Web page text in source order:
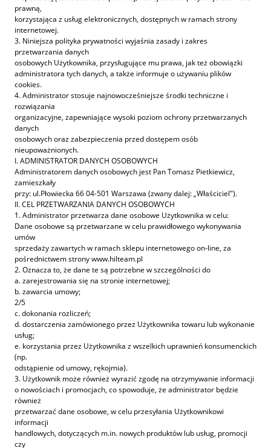
prawną,
korzystająca z usług elektronicznych, dostępnych w ramach strony
internetowej.
3. Niniejsza polityka prywatności wyjaśnia zasady i zakres
przetwarzania danych
osobowych Użytkownika, przysługujące mu prawa, jak też obowiązki
administratora tych danych, a także informuje o używaniu plików
cookies.
4. Administrator stosuje najnowocześniejsze środki techniczne i
rozwiązania
organizacyjne, zapewniające wysoki poziom ochrony przetwarzanych
danych
osobowych oraz zabezpieczenia przed dostępem osób
nieupoważnionych.
I. ADMINISTRATOR DANYCH OSOBOWYCH
Administratorem danych osobowych jest Pan Tomasz Pietkiewicz,
zamieszkały
przy: ul.Płowiecka 66 04-501 Warszawa (zwany dalej: „Właściciel").
II. CEL PRZETWARZANIA DANYCH OSOBOWYCH
1. Administrator przetwarza dane osobowe Użytkownika w celu:
Dane osobowe są przetwarzane w celu prawidłowego wykonywania
umów
sprzedaży zawartych w ramach sklepu internetowego on-line, za
pośrednictwem strony www.hilteam.pl
2. Oznacza to, że dane te są potrzebne w szczególności do
a. zarejestrowania się na stronie internetowej;
b. zawarcia umowy;
2/5
c. dokonania rozliczeń;
d. dostarczenia zamówionego przez Użytkownika towaru lub wykonanie
usług;
e. korzystania przez Użytkownika z wszelkich uprawnień konsumenckich
(np.
odstąpienie od umowy, rękojmia).
3. Użytkownik może również wyrazić zgodę na otrzymywanie informacji
o nowościach i promocjach, co spowoduje, że administrator będzie
również
przetwarzać dane osobowe, w celu przesyłania Użytkownikowi
informacji
handlowych, dotyczących m.in. nowych produktów lub usług, promocji
czy